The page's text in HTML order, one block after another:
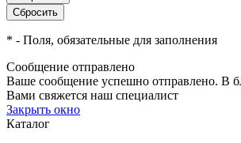
* - Поля, обязательные для заполнения
Сообщение отправлено
Ваше сообщение успешно отправлено. В
Вами свяжется наш специалист
Закрыть окно
Каталог